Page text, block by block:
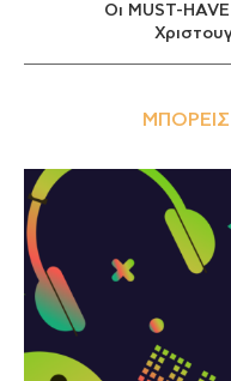
Οι MUST-